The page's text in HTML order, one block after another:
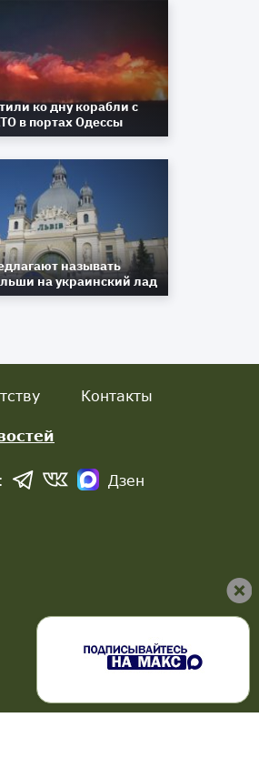
ко дну корабли с
в портах Одессы
называть
на украинский лад
Контакты
Дзен